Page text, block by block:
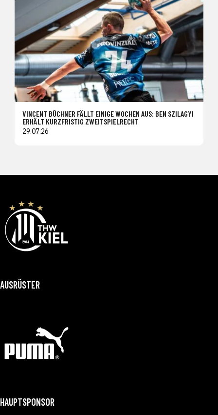
VINCENT BÜCHNER FÄLLT EINIGE WOCHEN AUS: BEN SZILAGYI
ERHÄLT KURZFRISTIG ZWEITSPIELRECHT
29.07.26
AUSRÜSTER
HAUPTSPONSOR